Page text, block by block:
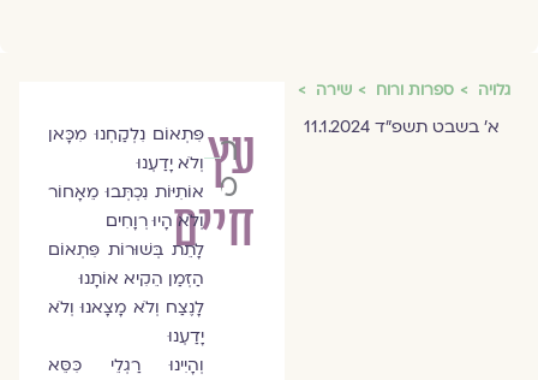
גלויה ספרות ורוח שירה
א׳ בשבט תשפ״ד 11.1.2024
עץ
חיים
רונית
מזוז
פִּתְאוֹם נִלְקַחְנוּ מִכָּאן
וְלֹא יָדַעְנוּ
אוֹתִיּוֹת נִכְתְּבוּ מֵאָחוֹר
וְלֹא הָיוּ רְוָחִים
לָתֵת בְּשׁוּרוֹת פִּתְאוֹם
הַזְּמַן הֵקִיא אוֹתָנוּ
לָנֶצַח וְלֹא מָצָאנוּ וְלֹא
יָדַעְנוּ
וְהָיִינוּ רַגְלֵי כִּסֵּא